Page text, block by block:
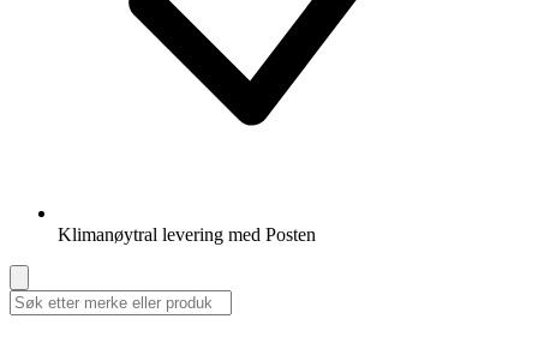
Klimanøytral levering med Posten